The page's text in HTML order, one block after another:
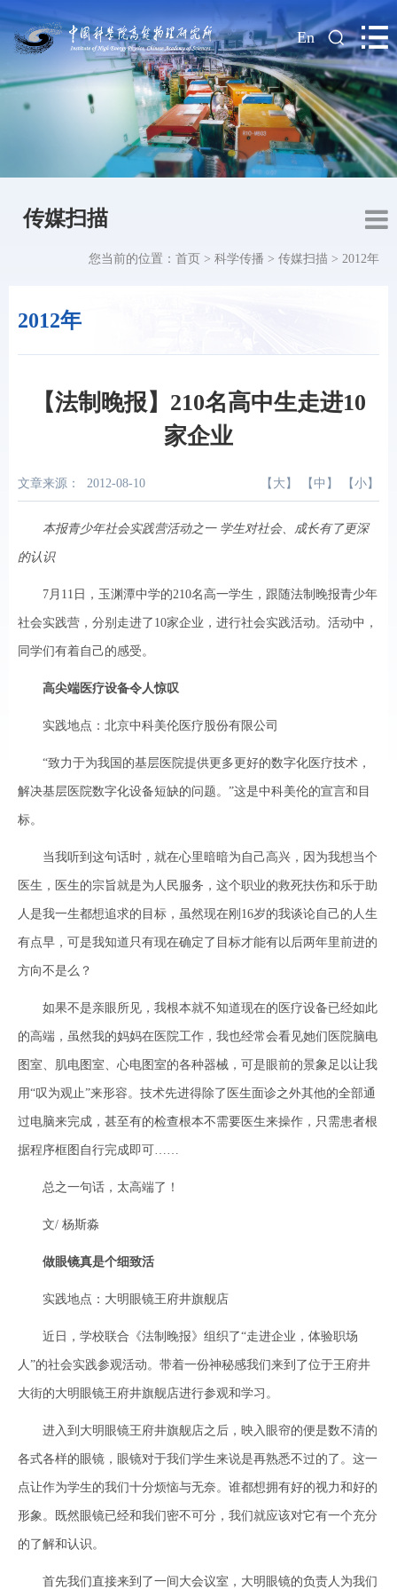
| En
传媒扫描
2012年
您当前的位置： 首页 > 科学传播 > 传媒扫描 > 2012年
【法制晚报】210名高中生走进10
家企业
文章来源： 2012-08-10 【 大 】 【 中 】 【 小 】
本报青少年社会实践营活动之一 学生对社会、成长有了更深
的认识
7月11日，玉渊潭中学的210名高一学生，跟随法制晚报青少年
社会实践营，分别走进了10家企业，进行社会实践活动。活动中，
同学们有着自己的感受。
高尖端医疗设备令人惊叹
实践地点：北京中科美伦医疗股份有限公司
“致力于为我国的基层医院提供更多更好的数字化医疗技术，
解决基层医院数字化设备短缺的问题。”这是中科美伦的宣言和目
标。
当我听到这句话时，就在心里暗暗为自己高兴，因为我想当个
医生，医生的宗旨就是为人民服务，这个职业的救死扶伤和乐于助
人是我一生都想追求的目标，虽然现在刚16岁的我谈论自己的人生
有点早，可是我知道只有现在确定了目标才能有以后两年里前进的
方向不是么？
如果不是亲眼所见，我根本就不知道现在的医疗设备已经如此
的高端，虽然我的妈妈在医院工作，我也经常会看见她们医院脑电
图室、肌电图室、心电图室的各种器械，可是眼前的景象足以让我
用“叹为观止”来形容。技术先进得除了医生面诊之外其他的全部通
过电脑来完成，甚至有的检查根本不需要医生来操作，只需患者根
据程序框图自行完成即可……
总之一句话，太高端了！
文/ 杨斯淼
做眼镜真是个细致活
实践地点：大明眼镜王府井旗舰店
近日，学校联合《法制晚报》组织了“走进企业，体验职场
人”的社会实践参观活动。带着一份神秘感我们来到了位于王府井
大街的大明眼镜王府井旗舰店进行参观和学习。
进入到大明眼镜王府井旗舰店之后，映入眼帘的便是数不清的
各式各样的眼镜，眼镜对于我们学生来说是再熟悉不过的了。这一
点让作为学生的我们十分烦恼与无奈。谁都想拥有好的视力和好的
形象。既然眼镜已经和我们密不可分，我们就应该对它有一个充分
的了解和认识。
首先我们直接来到了一间大会议室，大明眼镜的负责人为我们